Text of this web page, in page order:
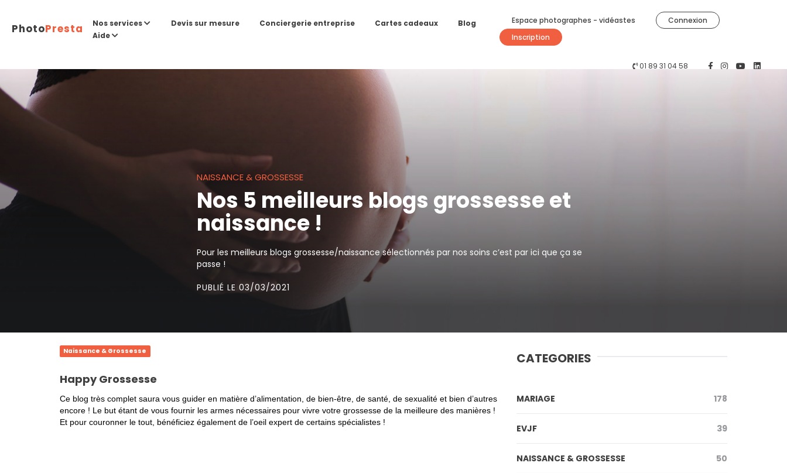
PhotoPresta Nos services Devis sur mesure Conciergerie entreprise Cartes cadeaux
Blog
Aide
Espace photographes - vidéastes
Connexion
Inscription
01 89 31 04 58
NAISSANCE & GROSSESSE
Nos 5 meilleurs blogs grossesse et
naissance !
Pour les meilleurs blogs grossesse/naissance sélectionnés par nos soins c’est par ici que ça se
passe !
PUBLIÉ LE 03/03/2021
Naissance & Grossesse
Happy Grossesse
Ce blog très complet saura vous guider en matière d’alimentation, de bien-être, de santé, de sexualité et bien d’autres
encore ! Le but étant de vous fournir les armes nécessaires pour vivre votre grossesse de la meilleure des manières !
Et pour couronner le tout, bénéficiez également de l’oeil expert de certains spécialistes !
CATEGORIES
MARIAGE 178
EVJF 39
NAISSANCE & GROSSESSE 50